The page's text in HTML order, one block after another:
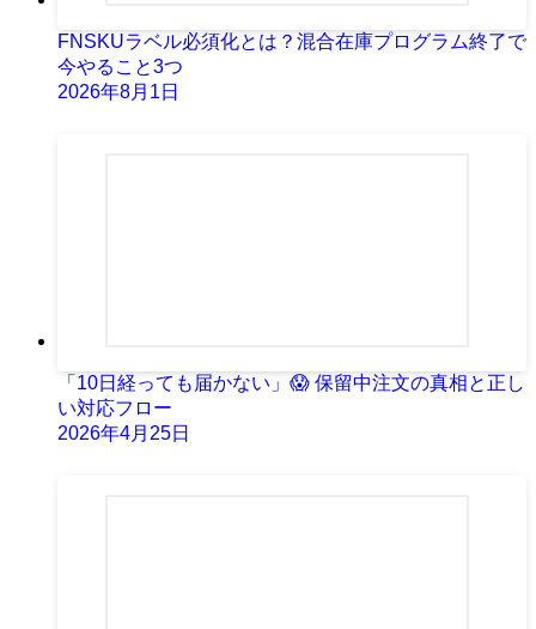
FNSKUラベル必須化とは？混合在庫プログラム終了で
今やること3つ
2026年8月1日
「10日経っても届かない」😱 保留中注文の真相と正し
い対応フロー
2026年4月25日